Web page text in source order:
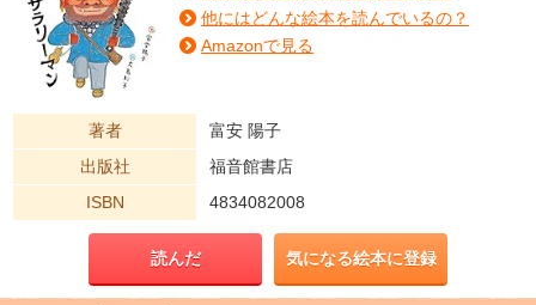
他にはどんな絵本を読んでいるの？
Amazonで見る
著者
富安 陽子
出版社
福音館書店
ISBN
4834082008
読んだ 気になる絵本に登録